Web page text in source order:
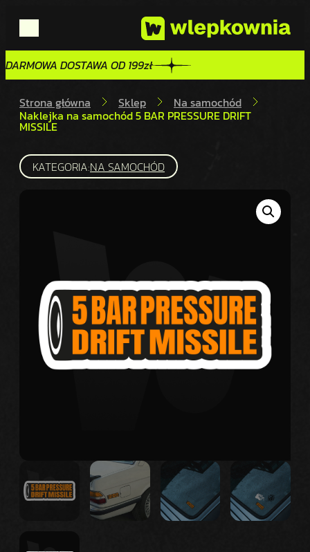
DARMOWA DOSTAWA OD 199zł
DARMOWA DOSTAWA OD 199zł
Strona główna Sklep Na samochód
Naklejka na samochód 5 BAR PRESSURE DRIFT
MISSILE
KATEGORIA:NA SAMOCHÓD